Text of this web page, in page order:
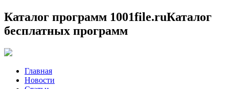
Каталог программ 1001file.ruКаталог
бесплатных программ
Главная
Новости